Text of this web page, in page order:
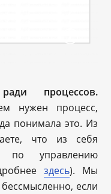
процессов.
нужен процесс,
понимала это. Из
что из себя
по управлению
здесь). Мы
если